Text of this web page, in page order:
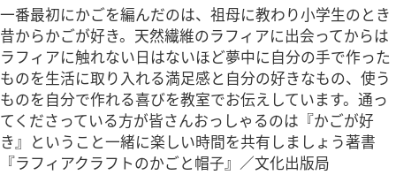
一番最初にかごを編んだのは、祖母に教わり小学生のとき
昔からかごが好き。天然繊維のラフィアに出会ってからは
ラフィアに触れない日はないほど夢中に自分の手で作った
ものを生活に取り入れる満足感と自分の好きなもの、使う
ものを自分で作れる喜びを教室でお伝えしています。通っ
てくださっている方が皆さんおっしゃるのは『かごが好
き』ということ一緒に楽しい時間を共有しましょう著書
『ラフィアクラフトのかごと帽子』／文化出版局